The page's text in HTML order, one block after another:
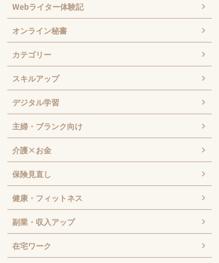
Webライター体験記
オンライン秘書
カテゴリー
スキルアップ
デジタル学習
主婦・ブランク向け
介護×お金
保険見直し
健康・フィットネス
副業・収入アップ
在宅ワーク